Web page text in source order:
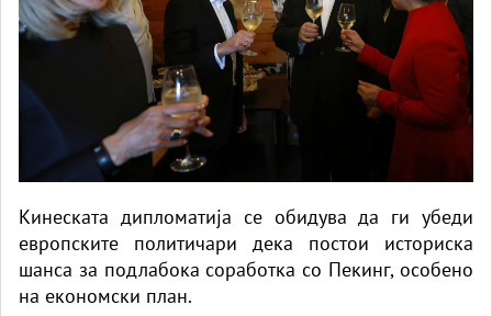
Кинеската дипломатија се обидува да ги убеди
европските политичари дека постои историска
шанса за подлабока соработка со Пекинг, особено
на економски план.